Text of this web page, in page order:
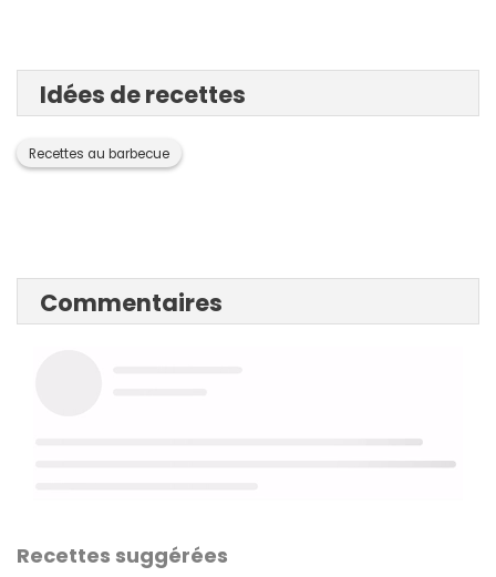
Idées de recettes
Recettes au barbecue
Commentaires
Recettes suggérées